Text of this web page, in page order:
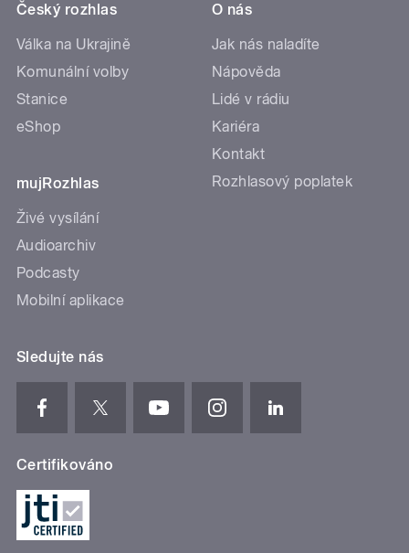
Český rozhlas
Válka na Ukrajině
Komunální volby
Stanice
eShop
mujRozhlas
Živé vysílání
Audioarchiv
Podcasty
Mobilní aplikace
O nás
Jak nás naladíte
Nápověda
Lidé v rádiu
Kariéra
Kontakt
Rozhlasový poplatek
Sledujte nás
Certifikováno